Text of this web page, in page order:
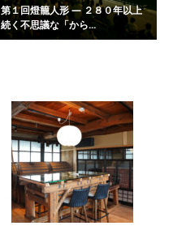
第１回燈籠人形 ― ２８０年以上
続く不思議な「から...